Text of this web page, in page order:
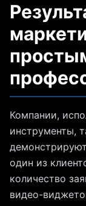
Компании,
инструменты,
один из
количество
видео-